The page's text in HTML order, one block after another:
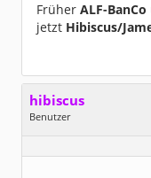
Früher ALF-BanCo
jetzt Hibiscus/
hibiscus
Benutzer
Homepage: